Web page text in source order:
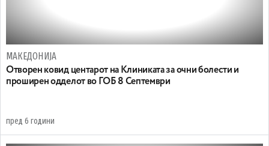
МАКЕДОНИЈА
Отворен ковид центарот на Клиниката за очни болести и
проширен одделот во ГОБ 8 Септември
пред 6 години